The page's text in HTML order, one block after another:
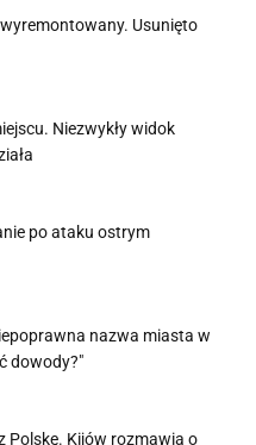
Usunięto
Niezwykły widok
po ataku ostrym
nazwa miasta w
dowody?"
Polskę. Kijów rozmawia o